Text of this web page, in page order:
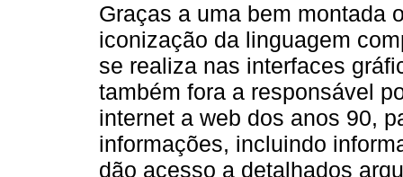
Graças a uma bem montada
iconização da linguagem
se realiza nas interfaces
também fora a responsável
internet a web dos anos 90,
informações, incluindo
dão acesso a detalhados